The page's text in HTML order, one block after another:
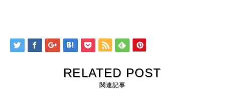
RELATED POST
関連記事